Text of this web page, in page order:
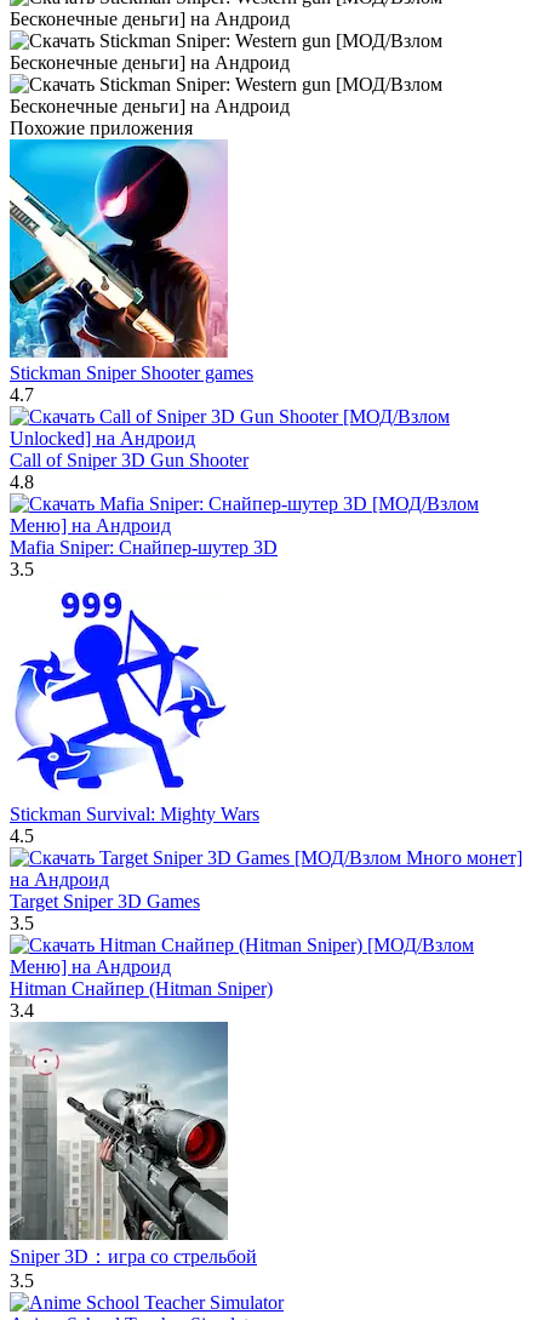
Похожие приложения
Stickman Sniper Shooter games
4.7
Call of Sniper 3D Gun Shooter
4.8
Mafia Sniper: Снайпер-шутер 3D
3.5
Stickman Survival: Mighty Wars
4.5
Target Sniper 3D Games
3.5
Hitman Снайпер (Hitman Sniper)
3.4
Sniper 3D：игра со стрельбой
3.5